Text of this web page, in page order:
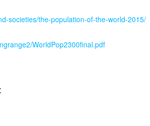
societies/the-population-of-the-world-2015/
WorldPop2300final.pdf